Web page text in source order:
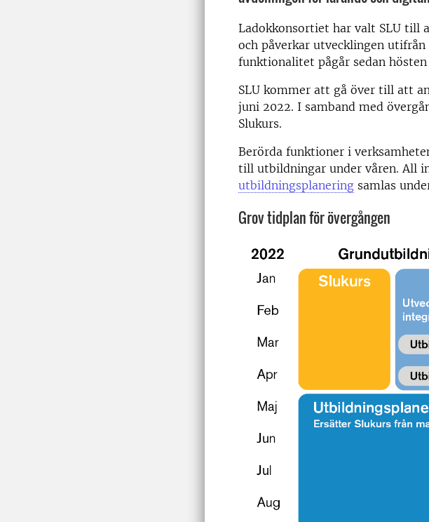
Ladokkonsortiet har valt SLU till
och påverkar utvecklingen
funktionalitet pågår sedan hösten
SLU kommer att gå över till att
juni 2022. I samband med
Slukurs.
Berörda funktioner i
till utbildningar under våren. All
utbildningsplanering samlas
Grov tidplan för övergången